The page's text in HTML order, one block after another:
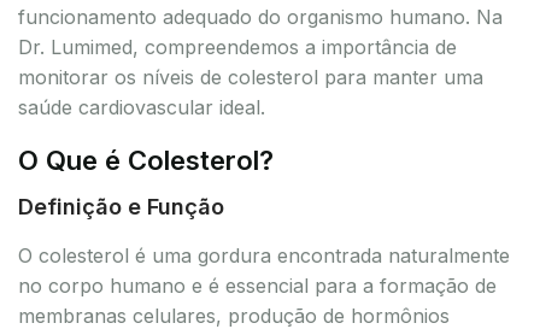
funcionamento adequado do organismo humano. Na
Dr. Lumimed, compreendemos a importância de
monitorar os níveis de colesterol para manter uma
saúde cardiovascular ideal.
O Que é Colesterol?
Definição e Função
O colesterol é uma gordura encontrada naturalmente
no corpo humano e é essencial para a formação de
membranas celulares, produção de hormônios